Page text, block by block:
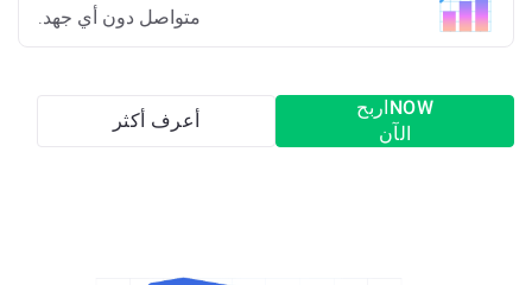
متواصل دون أي جهد.
NOWاربح
الآن
أعرف أكثر